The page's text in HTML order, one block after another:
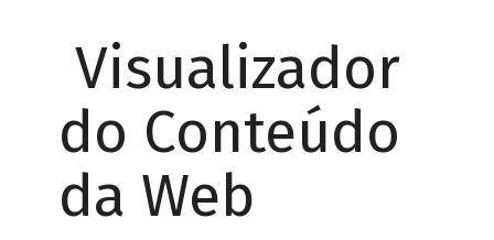
Visualizador
do Conteúdo
da Web